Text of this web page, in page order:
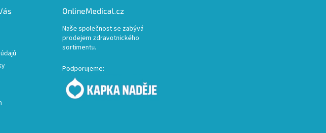
y
ý
p
i
u
OnlineMedical.cz
Naše společnost se zabývá
prodejem zdravotnického
sortimentu.
Podporujeme: